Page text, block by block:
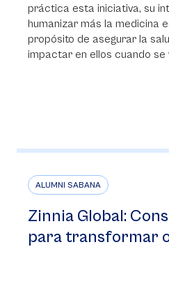
práctica esta iniciativa, su
humanizar más la medicina
propósito de asegurar la
impactar en ellos cuando se
ALUMNI SABANA
Zinnia Global:
para transformar